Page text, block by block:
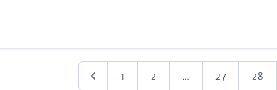
1 2 ... 27 28